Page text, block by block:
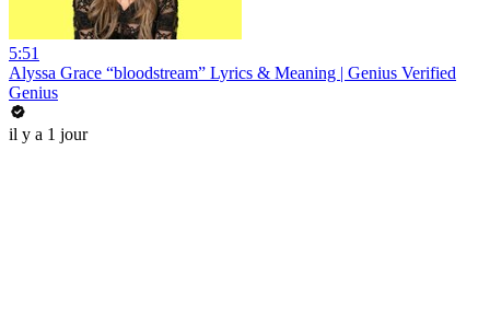
5:51
Alyssa Grace “bloodstream” Lyrics & Meaning | Genius Verified
Genius
il y a 1 jour